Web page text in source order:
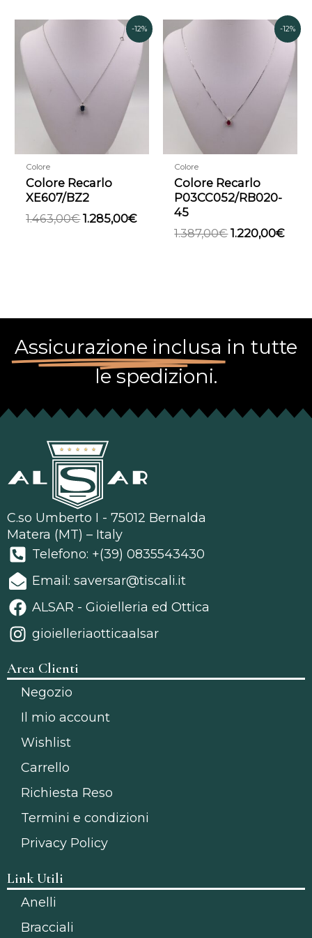
-12%
Colore
Colore Recarlo
XE607/BZ2
1.463,00€
prezzo
originale
1.463,00€.
1.285,00€
Il
prezzo
attuale
è:
1.285,00€.
-12%
Colore
Colore Recarlo
P03CC052/RB020-
45
1.387,00€
1.387,00€.
1.220,00€
Il
è:
Assicurazione inclusa in tutte
le spedizioni.
C.so Umberto I - 75012 Bernalda
Matera (MT) – Italy
Telefono: +(39) 0835543430
Email: saversar@tiscali.it
ALSAR - Gioielleria ed Ottica
gioielleriaotticaalsar
Area Clienti
Negozio
Il mio account
Wishlist
Carrello
Richiesta Reso
Termini e condizioni
Privacy Policy
Link Utili
Anelli
Bracciali